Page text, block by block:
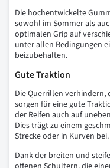
Die hochentwickelte
sowohl im Sommer als
optimalen Grip auf
unter allen Bedingungen
beizubehalten.
Gute Traktion
Die Querrillen verhindern,
sorgen für eine gute
der Reifen auch auf
Dies trägt zu einem
Strecke oder in Kurven bei.
Dank der breiten und